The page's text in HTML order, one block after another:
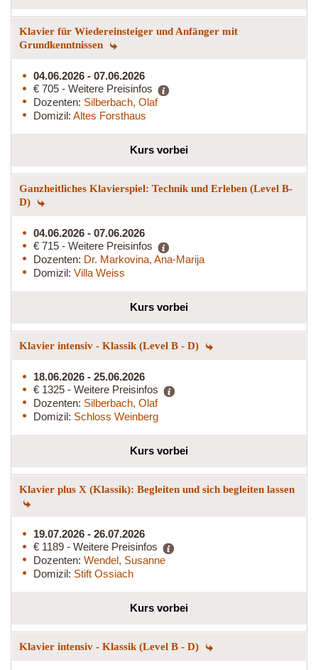
Klavier für Wiedereinsteiger und Anfänger mit
Grundkenntnissen
04.06.2026 - 07.06.2026
€ 705 - Weitere Preisinfos
Dozenten: Silberbach, Olaf
Domizil: Altes Forsthaus
Kurs vorbei
Ganzheitliches Klavierspiel: Technik und Erleben (Level B-
D)
04.06.2026 - 07.06.2026
€ 715 - Weitere Preisinfos
Dozenten: Dr. Markovina, Ana-Marija
Domizil: Villa Weiss
Kurs vorbei
Klavier intensiv - Klassik (Level B - D)
18.06.2026 - 25.06.2026
€ 1325 - Weitere Preisinfos
Dozenten: Silberbach, Olaf
Domizil: Schloss Weinberg
Kurs vorbei
Klavier plus X (Klassik): Begleiten und sich begleiten lassen
19.07.2026 - 26.07.2026
€ 1189 - Weitere Preisinfos
Dozenten: Wendel, Susanne
Domizil: Stift Ossiach
Kurs vorbei
Klavier intensiv - Klassik (Level B - D)